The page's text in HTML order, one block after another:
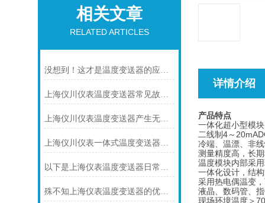
相关文章
RELATED ARTICLES
没想到！这才是温度变送器的应用特点！
上海仪川仪表温度变送器常见故障及解决方法
上海仪川仪表温度变送器产生无输出的原因及解决方法
上海仪川仪表一体式温度变送器的特点
以下是上海仪表温度变送器日常保养的建议
殊不知上海仪表温度变送器的优势是这样的
详情介绍
产品特点
一体化超小型模
二线制4～
冷端、温漂、非
测量精度高，长
温度模块内部采
一体化设计，结
采用热电偶温变
液晶、数码管、
现场环境温度＞